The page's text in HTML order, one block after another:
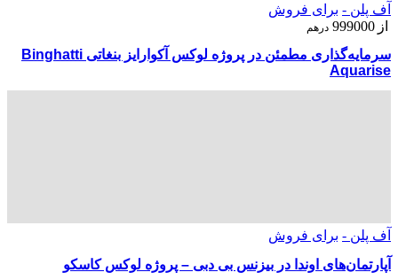
آف پلن - برای فروش
از 999000 درهم
سرمایه‌گذاری مطمئن در پروژه لوکس آکوارایز بنغاتی Binghatti
Aquarise
آف پلن - برای فروش
آپارتمان‌های اوندا در بیزنس بی دبی – پروژه لوکس کاسکو